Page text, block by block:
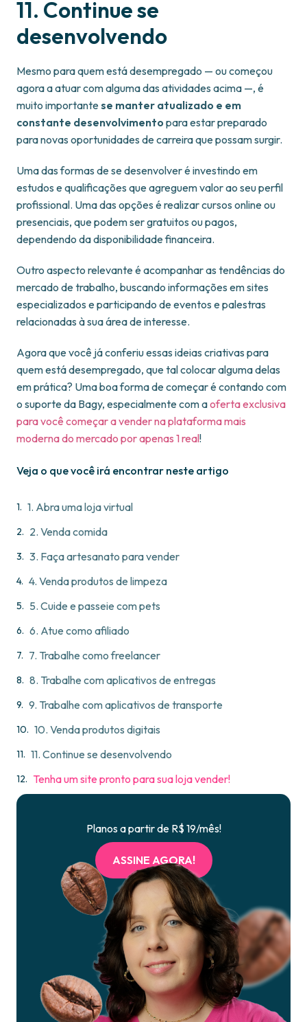
11. Continue se
desenvolvendo
Mesmo para quem está desempregado — ou começou
agora a atuar com alguma das atividades acima —, é
muito importantese manter atualizado e em
constante desenvolvimento para estar preparado
para novas oportunidades de carreira que possam surgir.
Uma das formas de se desenvolver é investindo em
estudos e qualificações que agreguem valor ao seu perfil
profissional. Uma das opções é realizar cursos online ou
presenciais, que podem ser gratuitos ou pagos,
dependendo da disponibilidade financeira.
Outro aspecto relevante é acompanhar as tendências do
mercado de trabalho, buscando informações em sites
especializados e participando de eventos e palestras
relacionadas à sua área de interesse.
Agora que você já conferiu essas ideias criativas para
quem está desempregado, que tal colocar alguma delas
em prática? Uma boa forma de começar é contando com
o suporte da Bagy, especialmente com aoferta exclusiva
para você começar a vender na plataforma mais
moderna do mercado por apenas 1 real!
Veja o que você irá encontrar neste artigo
1. Abra uma loja virtual
2. Venda comida
3. Faça artesanato para vender
4. Venda produtos de limpeza
5. Cuide e passeie com pets
6. Atue como afiliado
7. Trabalhe como freelancer
8. Trabalhe com aplicativos de entregas
9. Trabalhe com aplicativos de transporte
10. Venda produtos digitais
11. Continue se desenvolvendo
Tenha um site pronto para sua loja vender!
Planos a partir de R$ 19/mês!
ASSINE AGORA!